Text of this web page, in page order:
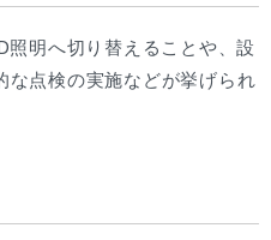
明へ切り替えることや、設
な点検の実施などが挙げられ